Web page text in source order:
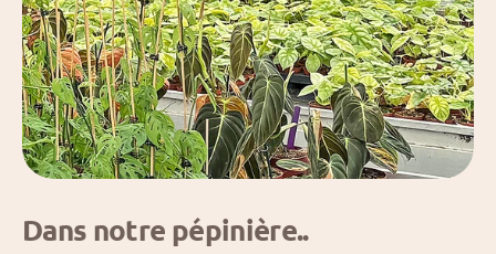
Dans notre pépinière..